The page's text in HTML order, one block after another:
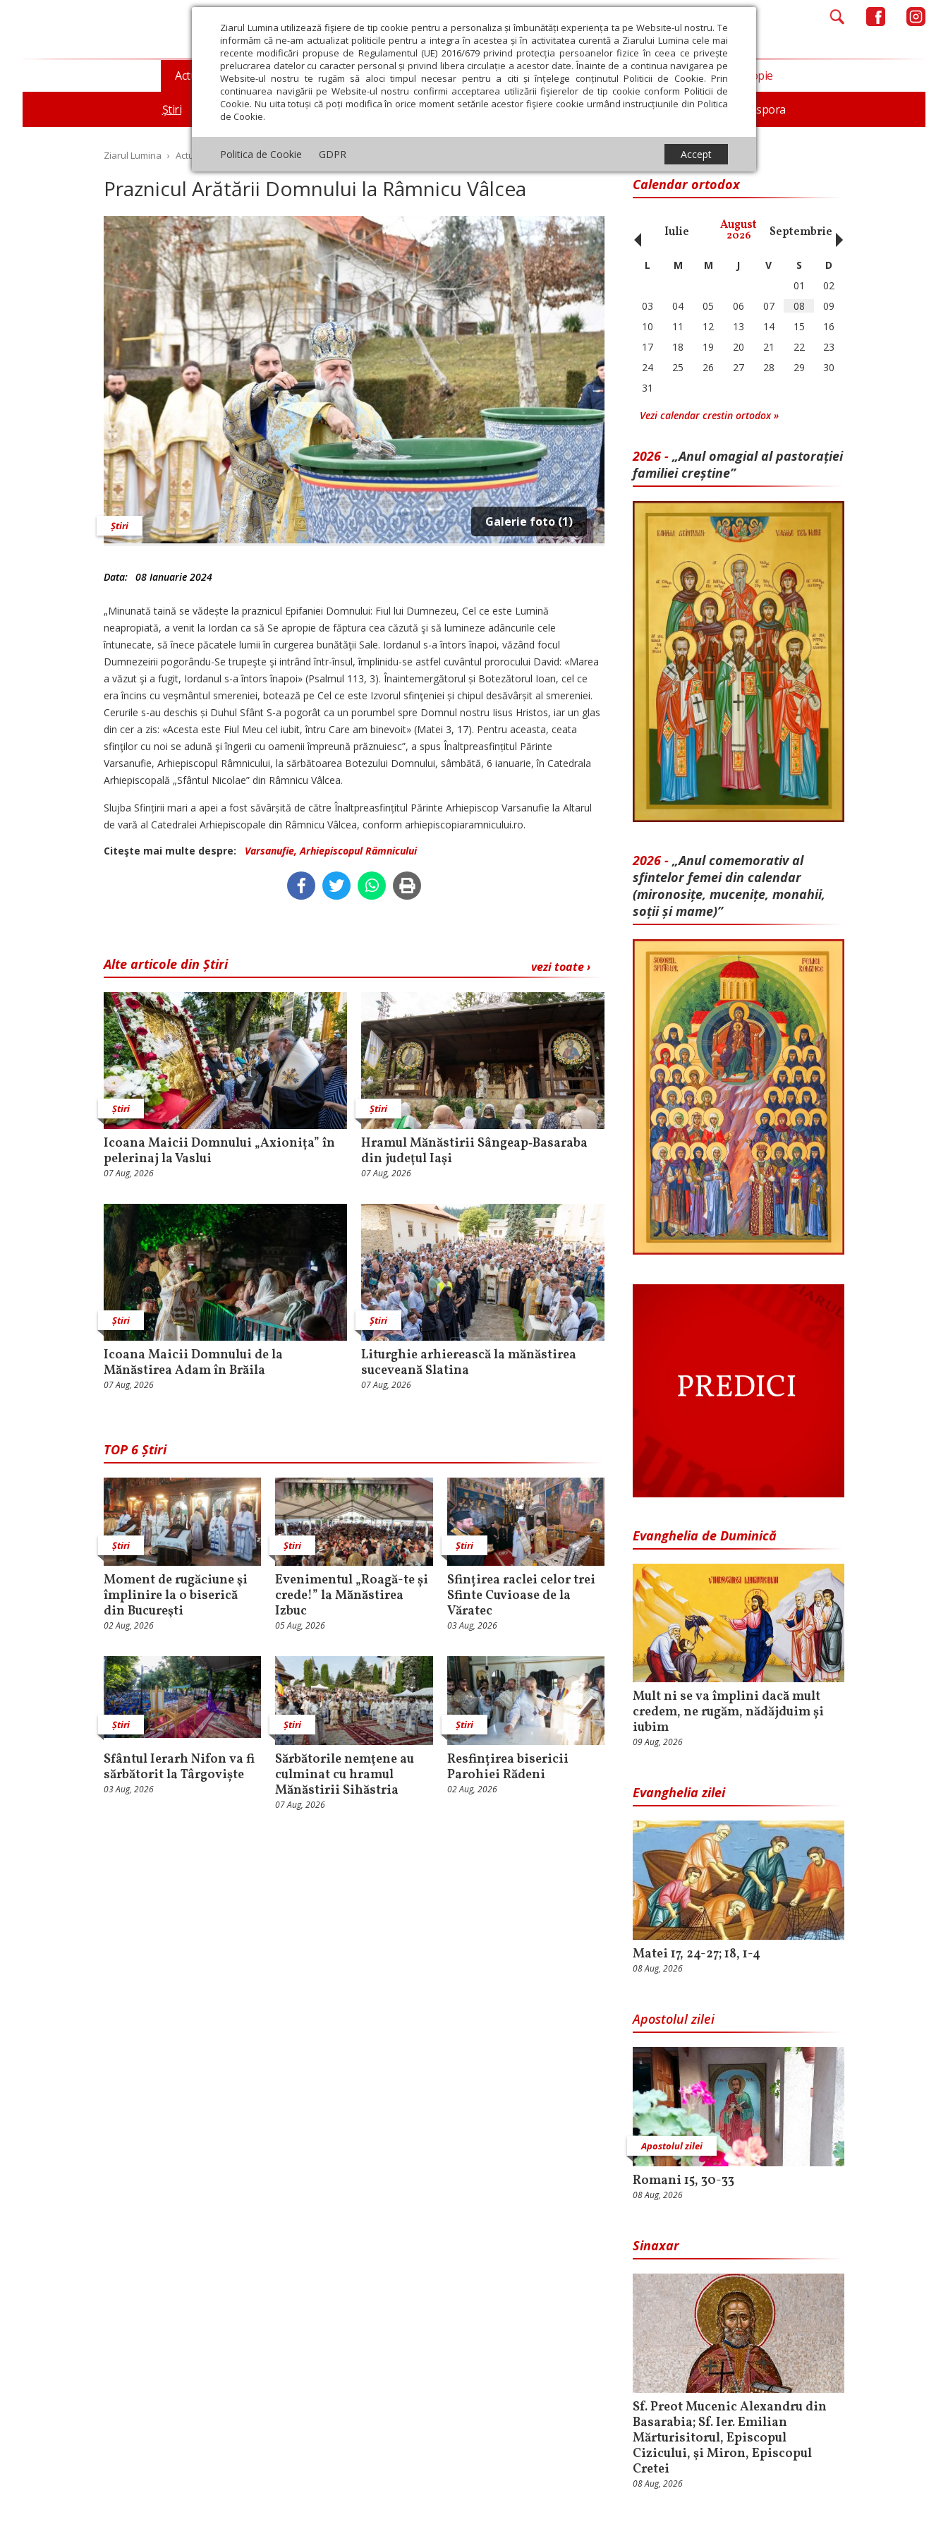
Ziarul Lumina utilizează fişiere de tip cookie pentru a personaliza și îmbunătăți experiența ta pe Website-ul nostru. Te
informăm că ne-am actualizat politicile pentru a integra în acestea și în activitatea curentă a Ziarului Lumina cele mai
recente modificări propuse de Regulamentul (UE) 2016/679 privind protecția persoanelor fizice în ceea ce privește
prelucrarea datelor cu caracter personal și privind libera circulație a acestor date. Înainte de a continua navigarea pe
Website-ul nostru te rugăm să aloci timpul necesar pentru a citi și înțelege conținutul Politicii de Cookie. Prin
continuarea navigării pe Website-ul nostru confirmi acceptarea utilizării fişierelor de tip cookie conform Politicii de
Cookie. Nu uita totuși că poți modifica în orice moment setările acestor fişiere cookie urmând instrucțiunile din Politica
de Cookie.
Politica de Cookie GDPR Accept
Actualitate religioasă
Știri Mesaje și cuvântări An omagial Comunicate de presă Documentar In memoriam Diaspora
Teologie și spiritualitate Educaţie și Cultură Societate Opinii Filantropie
Ziarul Lumina › Actualitate religioasă › Știri › Praznicul Arătării Domnului la Râmnicu Vâlcea
Praznicul Arătării Domnului la Râmnicu Vâlcea
Galerie foto (1)
Știri
Data: 08 Ianuarie 2024
„Minunată taină se vă­deș­te la praznicul Epifaniei Domnului: Fiul lui Dumnezeu, Cel ce este Lumină
neapropiată, a venit la Iordan ca să Se apropie de făptura cea căzută şi să lumineze adâncurile cele
întunecate, să înece păcatele lumii în curgerea bunătăţii Sale. Iordanul s-a întors înapoi, văzând focul
Dumnezeirii pogo­rân­du-Se trupeşte şi intrând într-însul,­ împli­nidu-se astfel cuvântul prorocului David: «Marea
a văzut şi a fugit, Iordanul s-a întors înapoi» (Psalmul 113, 3). Îna­in­temergătorul și Botezătorul Ioan, cel ce
era încins cu veşmântul smereniei, botează pe Cel ce este Izvorul sfinţeniei și chipul desă­vâr­șit al smereniei.
Cerurile s-au deschis și Duhul Sfânt S-a pogorât ca un porumbel spre Domnul nostru Iisus Hristos, iar un glas
din cer a zis: «Acesta este Fiul Meu cel iubit, întru Care am binevoit» (Matei 3, 17). Pentru aceasta, ceata
sfinţilor cu noi se adună şi îngerii cu oamenii împreună prăznuiesc”, a spus Înalt­prea­sfințitul Părinte
Varsanufie, Arhiepiscopul Râmnicului, la sărbătoarea Botezului Domnului, sâmbătă, 6 ianuarie, în Catedrala
Arhiepiscopală „Sfântul Nicolae” din Râmnicu Vâlcea.
Slujba Sfințirii mari a apei a fost săvârșită de către Înalt­prea­sfințitul Părinte Arhi­episcop Varsanufie la Altarul
de vară al Catedralei Arhiepiscopale din Râmnicu Vâlcea, conform arhiepiscopiaramnicului.ro.
Citeşte mai multe despre:
Varsanufie, Arhiepiscopul Râmnicului
vezi toate ›
Alte articole din Știri
Știri
Icoana Maicii Domnului „Axionița” în
pelerinaj la Vaslui
07 Aug, 2026
Știri
Hramul Mănăstirii Sângeap‑Basaraba
din judeţul Iaşi
07 Aug, 2026
Știri
Icoana Maicii Domnului de la
Mănăstirea Adam în Brăila
07 Aug, 2026
Știri
Liturghie arhierească la mănăstirea
suceveană Slatina
07 Aug, 2026
TOP 6 Știri
Știri
Moment de rugăciune şi
împlinire la o biserică
din Bucureşti
02 Aug, 2026
Știri
Evenimentul „Roagă-te și
crede!” la Mănăstirea
Izbuc
05 Aug, 2026
Știri
Sfințirea raclei celor trei
Sfinte Cuvioase de la
Văratec
03 Aug, 2026
Știri
Sfântul Ierarh Nifon va fi
sărbătorit la Târgoviște
03 Aug, 2026
Știri
Sărbătorile nemţene au
culminat cu hramul
Mănăstirii Sihăstria
07 Aug, 2026
Știri
Resfințirea bisericii
Parohiei Rădeni
02 Aug, 2026
Calendar ortodox
Octombrie Noiembrie Decembrie Ianuarie Februarie Martie Aprilie Mai Iunie Iulie August
2026 Septembrie Octombrie
‹ L M M J V S
D
01
02
03
04 05 06 07 08
09
10
11 12 13 14 15
16
17
18 19 20 21 22
23
24
25 26 27 28 29
30
31
Vezi calendar crestin ortodox »
2026 - „Anul omagial al pastorației
familiei creștine”
2026 - „Anul comemorativ al
sfintelor femei din calendar
(mironosițe, mu­cenițe, monahii,
soții și mame)”
Evanghelia de Duminică
Mult ni se va împlini dacă mult
credem, ne rugăm, nădăjduim și
iubim
09 Aug, 2026
Evanghelia zilei
Matei 17, 24-27; 18, 1-4
08 Aug, 2026
Apostolul zilei
Apostolul zilei
Romani 15, 30-33
08 Aug, 2026
Sinaxar
Sf. Preot Mucenic Alexandru din
Basarabia; Sf. Ier. Emilian
Mărturisitorul, Episcopul
Cizicului, şi Miron, Episcopul
Cretei
08 Aug, 2026